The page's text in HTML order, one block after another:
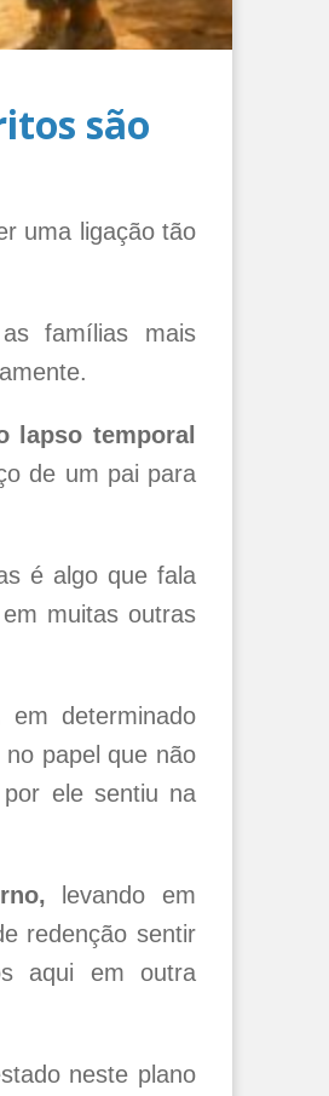
são
uma ligação tão
famílias mais
lapso temporal
de um pai para
é algo que fala
muitas outras
em determinado
papel que não
ele sentiu na
levando em
redenção sentir
aqui em outra
neste plano